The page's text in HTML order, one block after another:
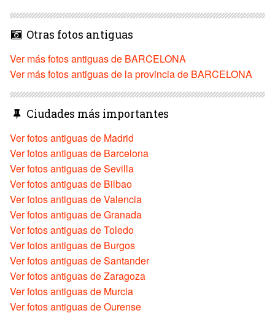
Otras fotos antiguas
Ver más fotos antiguas de BARCELONA
Ver más fotos antiguas de la provincia de BARCELONA
Ciudades más importantes
Ver fotos antiguas de Madrid
Ver fotos antiguas de Barcelona
Ver fotos antiguas de Sevilla
Ver fotos antiguas de Bilbao
Ver fotos antiguas de Valencia
Ver fotos antiguas de Granada
Ver fotos antiguas de Toledo
Ver fotos antiguas de Burgos
Ver fotos antiguas de Santander
Ver fotos antiguas de Zaragoza
Ver fotos antiguas de Murcia
Ver fotos antiguas de Ourense